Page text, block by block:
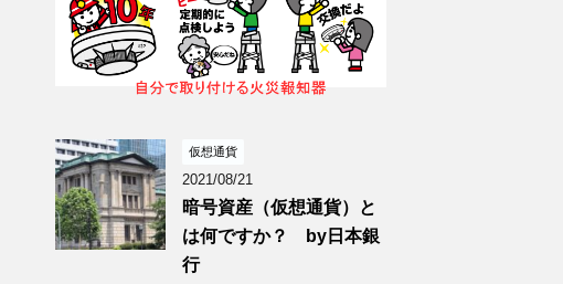
仮想通貨
2021/08/21
暗号資産（仮想通貨）と
は何ですか？ by日本銀
行